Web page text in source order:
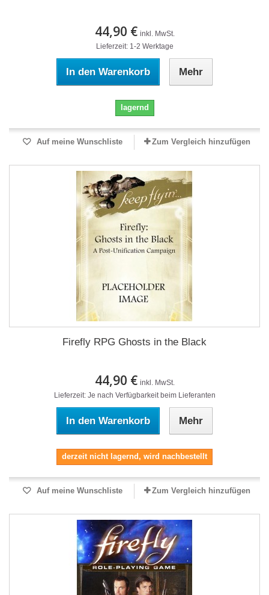
44,90 € inkl. MwSt.
Lieferzeit: 1-2 Werktage
In den Warenkorb Mehr
lagernd
Auf meine Wunschliste Zum Vergleich hinzufügen
Firefly RPG Ghosts in the Black
44,90 € inkl. MwSt.
Lieferzeit: Je nach Verfügbarkeit beim Lieferanten
In den Warenkorb Mehr
derzeit nicht lagernd, wird nachbestellt
Auf meine Wunschliste Zum Vergleich hinzufügen